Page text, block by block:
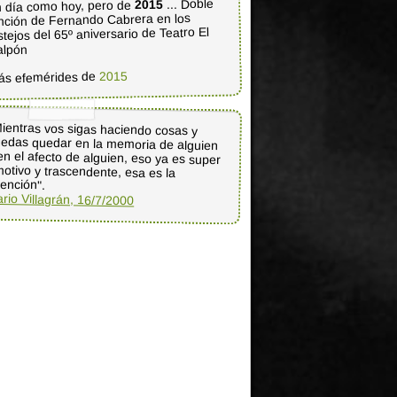
día como hoy, pero de2015 ... Doble
de Fernando Cabrera en los
del 65º aniversario de Teatro El
efemérides de 2015
vos sigas haciendo cosas y
quedar en la memoria de alguien
el afecto de alguien, eso ya es super
y trascendente, esa es la
Villagrán, 16/7/2000